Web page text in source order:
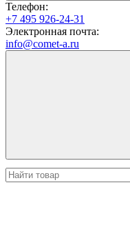
Телефон:
+7 495 926-24-31
Электронная почта:
info@comet-a.ru